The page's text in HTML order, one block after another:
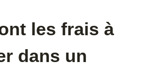
les frais à
dans un